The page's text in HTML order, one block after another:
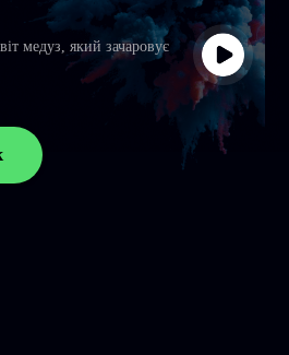
медуз, який зачаровує